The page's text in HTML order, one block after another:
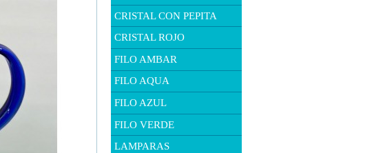
CRISTAL CON PEPITA
CRISTAL ROJO
FILO AMBAR
FILO AQUA
FILO AZUL
FILO VERDE
LAMPARAS